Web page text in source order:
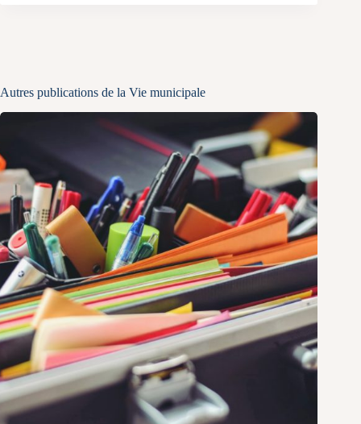
Autres publications de la Vie municipale